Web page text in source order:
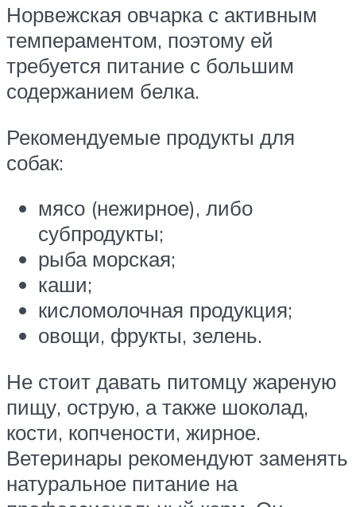
Норвежская овчарка с активным
темпераментом, поэтому ей
требуется питание с большим
содержанием белка.
Рекомендуемые продукты для
собак:
мясо (нежирное), либо
субпродукты;
рыба морская;
каши;
кисломолочная продукция;
овощи, фрукты, зелень.
Не стоит давать питомцу жареную
пищу, острую, а также шоколад,
кости, копчености, жирное.
Ветеринары рекомендуют заменять
натуральное питание на